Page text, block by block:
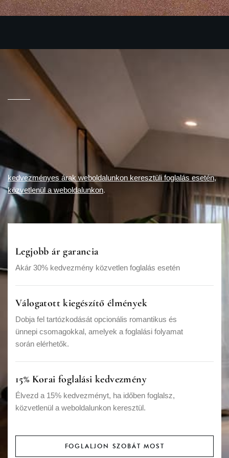
kedvezményes árak weboldalunkon keresztüli foglalás esetén,
közvetlenül a weboldalunkon.
Legjobb ár garancia
Akár 30% kedvezmény közvetlen foglalás esetén
Válogatott kiegészítő élmények
Dobja fel tartózkodását opcionális romantikus és
ünnepi csomagokkal, amelyek a foglalási folyamat
során elérhetők.
15% Korai foglalási kedvezmény
Élvezd a 15% kedvezményt, ha időben foglalsz,
közvetlenül a weboldalunkon keresztül.
FOGLALJON SZOBÁT MOST